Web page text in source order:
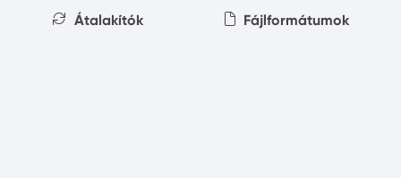
Átalakítók
Fájlformátumok